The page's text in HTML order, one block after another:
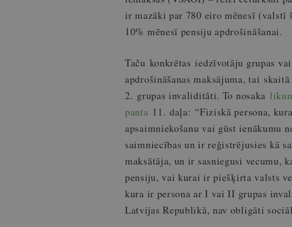
ir mazāki par 780 eiro mēnesī
10% mēnesī pensiju apdrošināšanai.
Taču konkrētas iedzīvotāju grupas
apdrošināšanas maksājuma, tai
2. grupas invaliditāti. To nosaka
panta 11. daļa: “Fiziskā persona,
apsaimniekošanu vai gūst ienākumu
saimniecības un ir reģistrējusies kā
maksātāja, un ir sasniegusi vecumu,
pensiju, vai kurai ir piešķirta valsts
kura ir persona ar I vai II grupas
Latvijas Republikā, nav obligāti